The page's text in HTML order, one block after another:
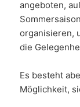
angeboten,
organisieren,
die
Es besteht
Möglichkeit,